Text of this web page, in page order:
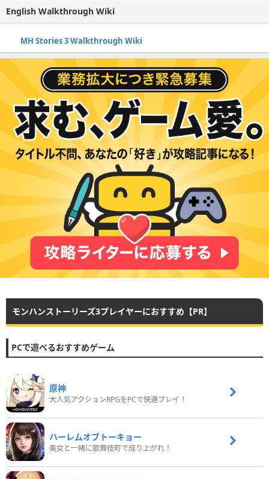
English Walkthrough Wiki
MH Stories 3 Walkthrough Wiki
モンハンストーリーズ3プレイヤーにおすすめ【PR】
PCで遊べるおすすめゲーム
原神
大人気アクションRPGをPCで快適プレイ！
ハーレムオブトーキョー
美女と一緒に歌舞伎町で成り上がれ！